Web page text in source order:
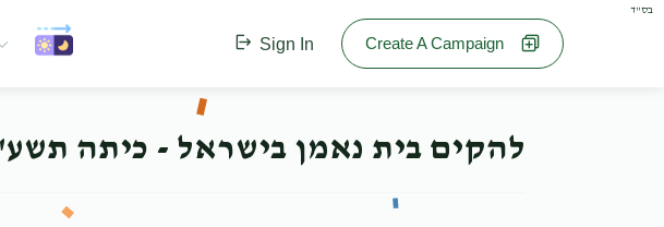
בס"ד
Sign In Create A Campaign
להקים בית נאמן בישראל - כיתה